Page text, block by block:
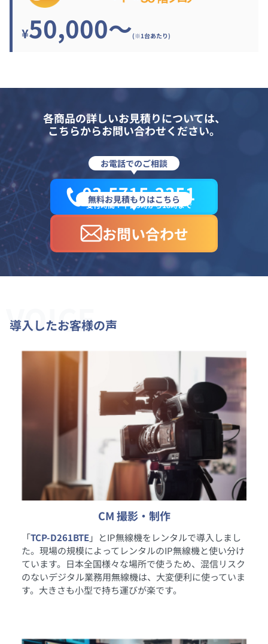
¥50,000～(※1台あたり)
各商品の詳しいお見積りについては、
こちらからお問い合わせください。
お電話でのご相談
03-5715-2351
受付時間：平日9時から18時まで
無料お見積もりはこちら
お問い合わせ
VOICE
導入したお客様の声
CM 撮影・制作
「TCP-D261BTE」とIP無線機をレンタルで導入しまし
た。現場の規模によってレンタルのIP無線機と使い分け
ています。日本全国様々な場所で使うため、混信リスク
のないデジタル業務用無線機は、大変便利に使っていま
す。大きさも小型で持ち運びが楽です。